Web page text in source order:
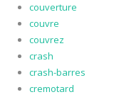
couverture
couvre
couvrez
crash
crash-barres
cremotard